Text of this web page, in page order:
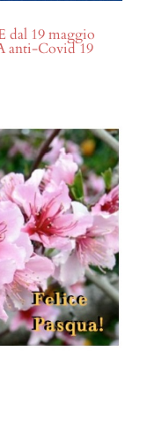
dal 19 maggio
anti-Covid 19